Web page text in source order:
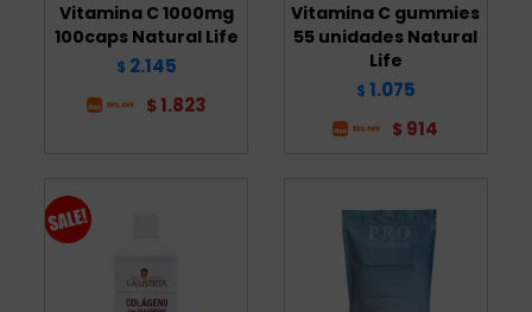
Vitamina C 1000mg
100caps Natural Life
$ 2.145
$ 1.823
Vitamina C gummies
55 unidades Natural
Life
$ 1.075
$ 914